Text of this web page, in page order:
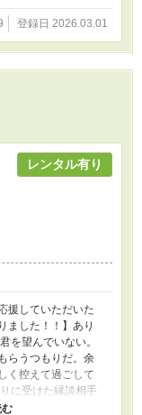
らけだけど、この
3話まではほぼ説明
以前投稿したもの
みやすく楽しんでい
登録日 2026.03.01
レンタル有り
援していただいた
ました！！】あり
を望んでいない。
らうつもりだ。余
く控えて過ごして
に受けた縁談相手
け入れられる言葉